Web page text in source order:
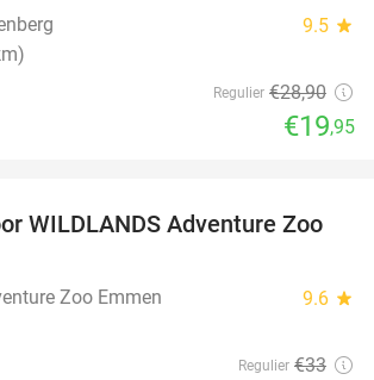
9.5 star
Regulier €28,90
€19,95
24%
WILDLANDS Adventure Zoo
Zoo Emmen 9.6 star
Regulier €33